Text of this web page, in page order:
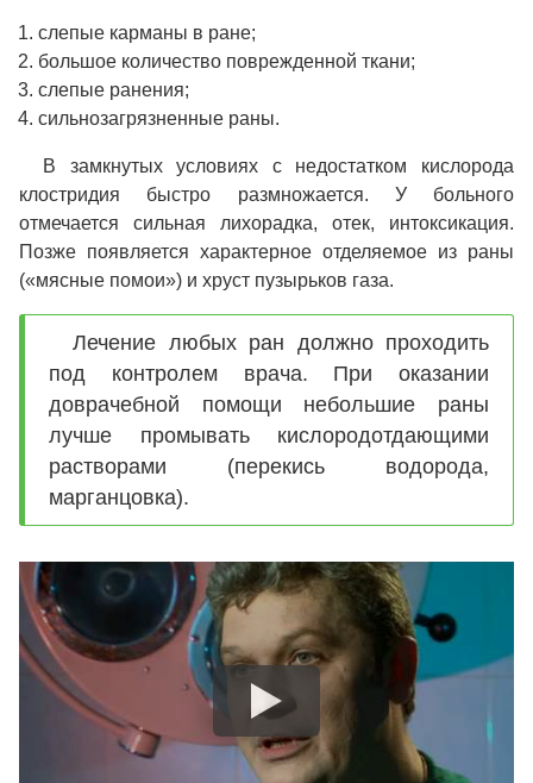
слепые карманы в ране;
большое количество поврежденной ткани;
слепые ранения;
сильнозагрязненные раны.
В замкнутых условиях с недостатком кислорода
клостридия быстро размножается. У больного
отмечается сильная лихорадка, отек, интоксикация.
Позже появляется характерное отделяемое из раны
(«мясные помои») и хруст пузырьков газа.
Лечение любых ран должно проходить
под контролем врача. При оказании
доврачебной помощи небольшие раны
лучше промывать кислородотдающими
растворами (перекись водорода,
марганцовка).